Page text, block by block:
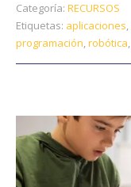
Categoría: RECURSOS
Etiquetas: aplicaciones,
programación,robótica,